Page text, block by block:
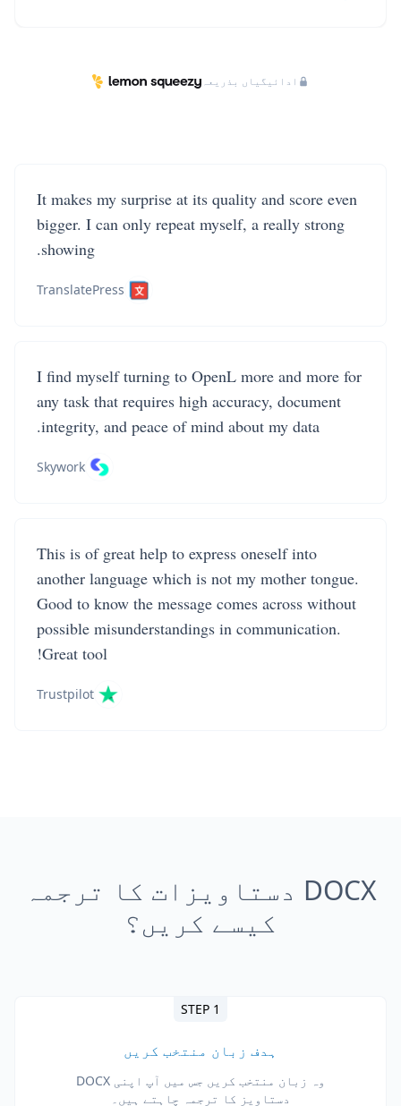
ادائیگیاں بذریعہ
It makes my surprise at its quality and score even
bigger. I can only repeat myself, a really strong
showing.
TranslatePress
I find myself turning to OpenL more and more for
any task that requires high accuracy, document
integrity, and peace of mind about my data.
Skywork
This is of great help to express oneself into
another language which is not my mother tongue.
Good to know the message comes across without
possible misunderstandings in communication.
Great tool!
Trustpilot
DOCX دستاویزات کا ترجمہ
کیسے کریں؟
STEP 1
ہدف زبان منتخب کریں
وہ زبان منتخب کریں جس میں آپ اپنی DOCX
دستاویز کا ترجمہ چاہتے ہیں۔